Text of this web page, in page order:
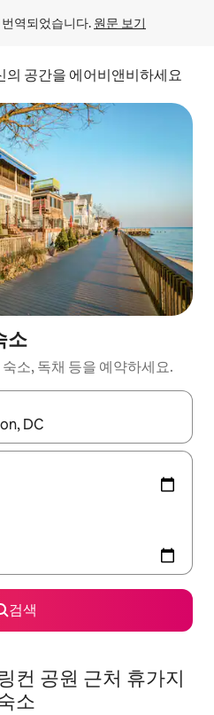
역되었습니다. 원문 보기
의 공간을 에어비앤비하세요
소
소, 독채 등을 예약하세요.
키를 사용하거나 터치 또는 스와이
검색
컨 공원 근처 휴가지
소